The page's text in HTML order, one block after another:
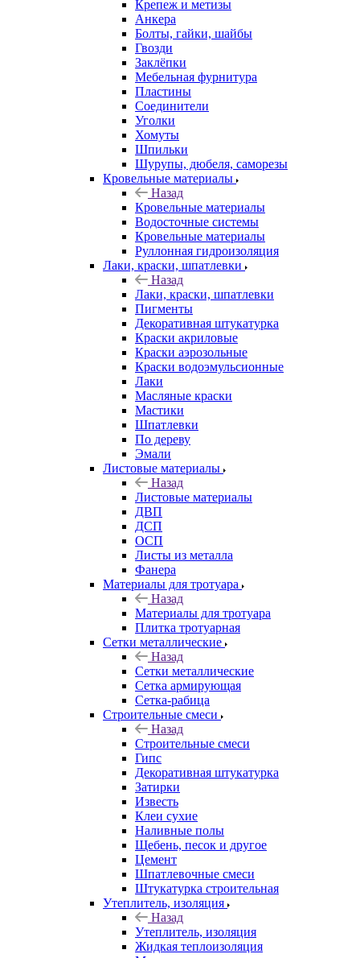
Крепеж и метизы
Анкера
Болты, гайки, шайбы
Гвозди
Заклёпки
Мебельная фурнитура
Пластины
Соединители
Уголки
Хомуты
Шпильки
Шурупы, дюбеля, саморезы
Кровельные материалы
Назад
Кровельные материалы
Водосточные системы
Кровельные материалы
Руллонная гидроизоляция
Лаки, краски, шпатлевки
Назад
Лаки, краски, шпатлевки
Пигменты
Декоративная штукатурка
Краски акриловые
Краски аэрозольные
Краски водоэмульсионные
Лаки
Масляные краски
Мастики
Шпатлевки
По дереву
Эмали
Листовые материалы
Назад
Листовые материалы
ДВП
ДСП
ОСП
Листы из металла
Фанера
Материалы для тротуара
Назад
Материалы для тротуара
Плитка тротуарная
Сетки металлические
Назад
Сетки металлические
Сетка армирующая
Сетка-рабица
Строительные смеси
Назад
Строительные смеси
Гипс
Декоративная штукатурка
Затирки
Известь
Клеи сухие
Наливные полы
Щебень, песок и другое
Цемент
Шпатлевочные смеси
Штукатурка строительная
Утеплитель, изоляция
Назад
Утеплитель, изоляция
Жидкая теплоизоляция